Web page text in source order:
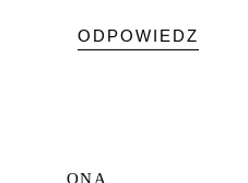
ODPOWIEDZ
ONA